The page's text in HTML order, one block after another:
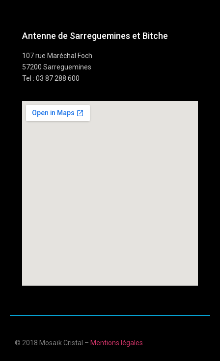
Antenne de Sarreguemines et Bitche
107 rue Maréchal Foch
57200 Sarreguemines
Tel : 03 87 288 600
© 2018 Mosaïk Cristal – Mentions légales